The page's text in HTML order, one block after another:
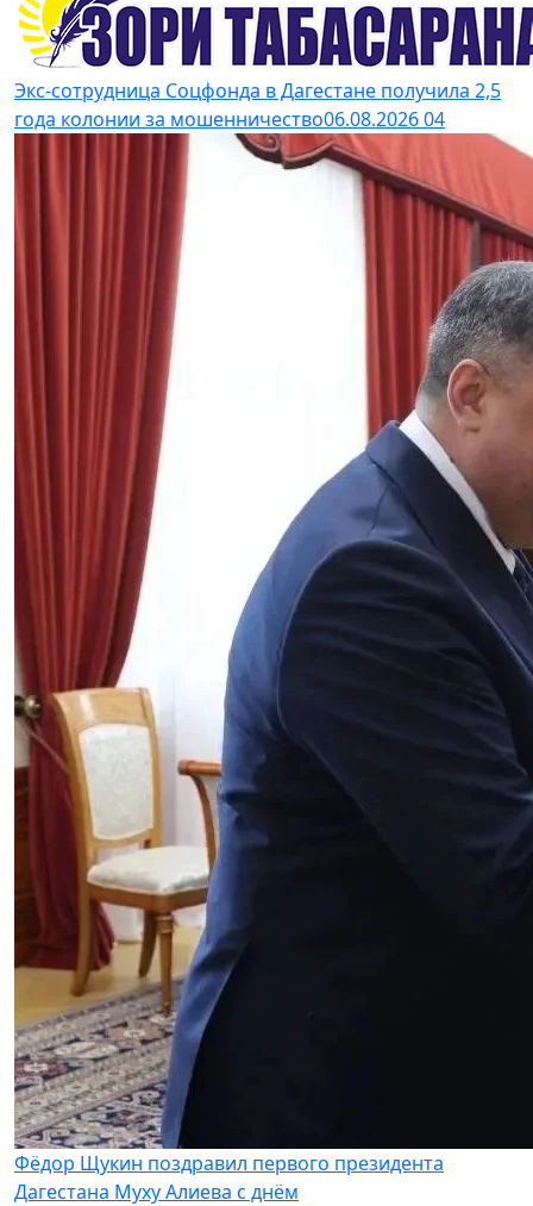
Экс-сотрудница Соцфонда в Дагестане получила 2,5
года колонии за мошенничество06.08.202604
Фёдор Щукин поздравил первого президента
Дагестана Муху Алиева с днём